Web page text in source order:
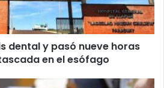
dental y pasó nueve horas
en el esófago